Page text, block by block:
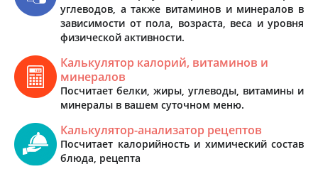
углеводов, а также витаминов и минералов в
зависимости от пола, возраста, веса и уровня
физической активности.
Калькулятор калорий, витаминов и
минералов
Посчитает белки, жиры, углеводы, витамины и
минералы в вашем суточном меню.
Калькулятор-анализатор рецептов
Посчитает калорийность и химический состав
блюда, рецепта